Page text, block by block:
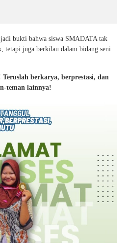
bukti bahwa siswa SMADATA tak
tetapi juga berkilau dalam bidang seni
berkarya, berprestasi, dan
teman lainnya!